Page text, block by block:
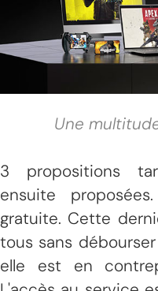
Une
3 propositions
ensuite
gratuite. Cette
tous sans
elle est en